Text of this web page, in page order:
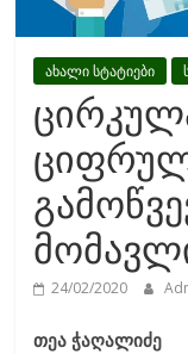
ახალი სტატიები
24/02/2020
თეა ჭაღალიძე